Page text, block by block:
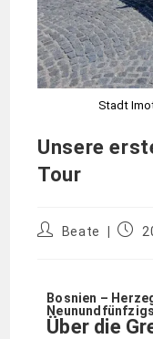
Stadt
Unsere
Tour
Beate
Bosnien –
Über die